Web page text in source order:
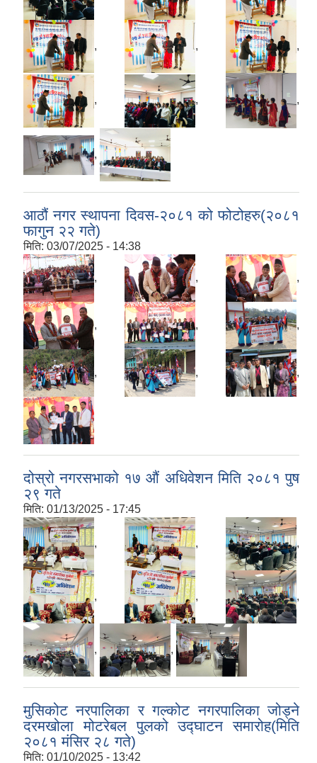
, , ,
, , ,
,
आठौं नगर स्थापना दिवस-२०८१ को फोटोहरु(२०८१
फागुन २२ गते)
मिति: 03/07/2025 - 14:38
, , ,
, , ,
, , ,
दोस्रो नगरसभाको १७ ‌औं अधिवेशन मिति २०८१ पुष
२९ गते
मिति: 01/13/2025 - 17:45
, , ,
, , ,
, ,
मुसिकोट नरपालिका र गल्कोट नगरपालिका जोड्ने
दरमखोला मोटरेबल पुलको उद्घाटन समारोह(मिति
२०८१ मंसिर २८ गते)
मिति: 01/10/2025 - 13:42